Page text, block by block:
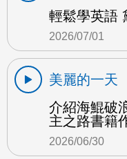
輕鬆學英語
2026/07/01
美麗的一天
介紹海鯤破
主之路書籍
2026/06/30